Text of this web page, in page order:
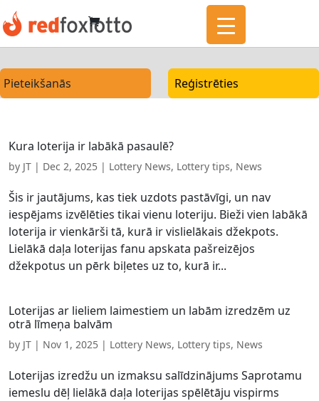
Pieteikšanās Reģistrēties
Kura loterija ir labākā pasaulē?
by JT | Dec 2, 2025 | Lottery News, Lottery tips, News
Šis ir jautājums, kas tiek uzdots pastāvīgi, un nav
iespējams izvēlēties tikai vienu loteriju. Bieži vien labākā
loterija ir vienkārši tā, kurā ir vislielākais džekpots.
Lielākā daļa loterijas fanu apskata pašreizējos
džekpotus un pērk biļetes uz to, kurā ir...
Loterijas ar lieliem laimestiem un labām izredzēm uz
otrā līmeņa balvām
by JT | Nov 1, 2025 | Lottery News, Lottery tips, News
Loterijas izredžu un izmaksu salīdzinājums Saprotamu
iemeslu dēļ lielākā daļa loterijas spēlētāju vispirms